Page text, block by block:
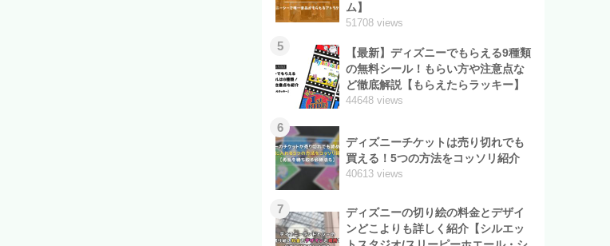
ム】
51708 views
5
【最新】ディズニーでもらえる9種類
の無料シール！もらい方や注意点な
ど徹底解説【もらえたらラッキー】
44648 views
6
ディズニーチケットは売り切れでも
買える！5つの方法をコッソリ紹介
40613 views
7
ディズニーの切り絵の料金とデザイ
ンどこよりも詳しく紹介【シルエッ